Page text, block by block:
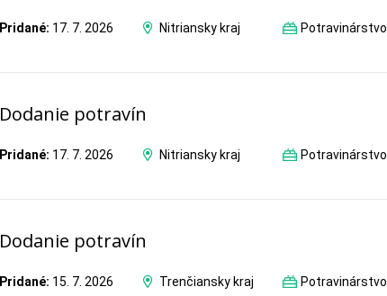
Pridané: 17. 7. 2026 Nitriansky kraj Potravinárstvo
Dodanie potravín
Pridané: 17. 7. 2026 Nitriansky kraj Potravinárstvo
Dodanie potravín
Pridané: 15. 7. 2026 Trenčiansky kraj Potravinárstvo